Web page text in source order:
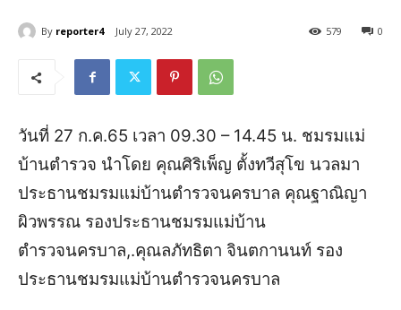
By reporter4 July 27, 2022 0
579
วันที่ 27 ก.ค.65 เวลา 09.30 – 14.45 น. ชมรมแม่
บ้านตำรวจ นำโดย คุณศิริเพ็ญ ตั้งทวีสุโข นวลมา
ประธานชมรมแม่บ้านตำรวจนครบาล คุณฐาณิญา
ผิวพรรณ รองประธานชมรมแม่บ้าน
ตำรวจนครบาล,.คุณลภัทธิตา จินตกานนท์ รอง
ประธานชมรมแม่บ้านตำรวจนครบาล